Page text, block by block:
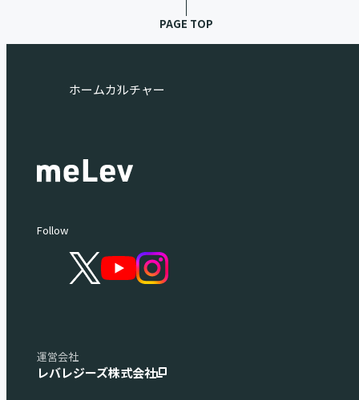
PAGE TOP
ホームカルチャー
Follow
運営会社
レバレジーズ株式会社